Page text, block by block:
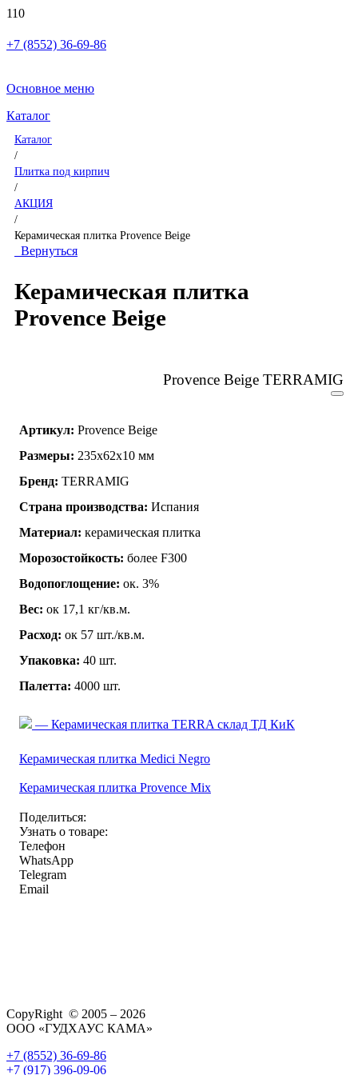
+7 (8552) 36-69-86
Основное меню
Каталог
Каталог
/
Плитка под кирпич
/
АКЦИЯ
/
Керамическая плитка Provence Beige
Вернуться
Керамическая плитка
Provence Beige
Provence Beige TERRAMIG
Артикул: Provence Beige
Размеры: 235x62x10 мм
Бренд: TERRAMIG
Страна производства: Испания
Материал: керамическая плитка
Морозостойкость: более F300
Водопоглощение: ок. 3%
Вес: ок 17,1 кг/кв.м.
Расход: ок 57 шт./кв.м.
Упаковка: 40 шт.
Палетта: 4000 шт.
— Керамическая плитка TERRA склад ТД КиК
Керамическая плитка Medici Negro
Керамическая плитка Provence Mix
Поделиться:
Узнать о товаре:
Телефон
WhatsApp
Telegram
Email
CopyRight © 2005 – 2026
ООО «ГУДХАУС КАМА»
+7 (8552) 36-69-86
+7 (917) 396-09-06